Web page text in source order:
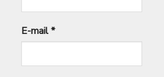
E-mail*